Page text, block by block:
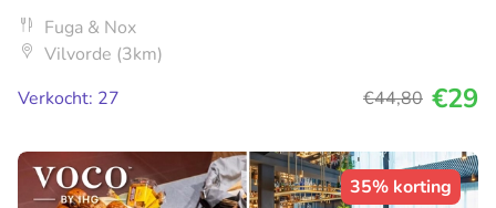
Fuga & Nox
Vilvorde (3km)
Verkocht: 27
€44,80 €29
35% korting